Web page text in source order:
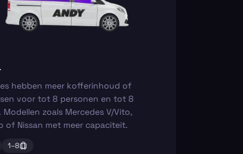
hebben meer kofferinhoud of
voor tot 8 personen en tot 8
Modellen zoals Mercedes V/Vito,
of Nissan met meer capaciteit.
1–8